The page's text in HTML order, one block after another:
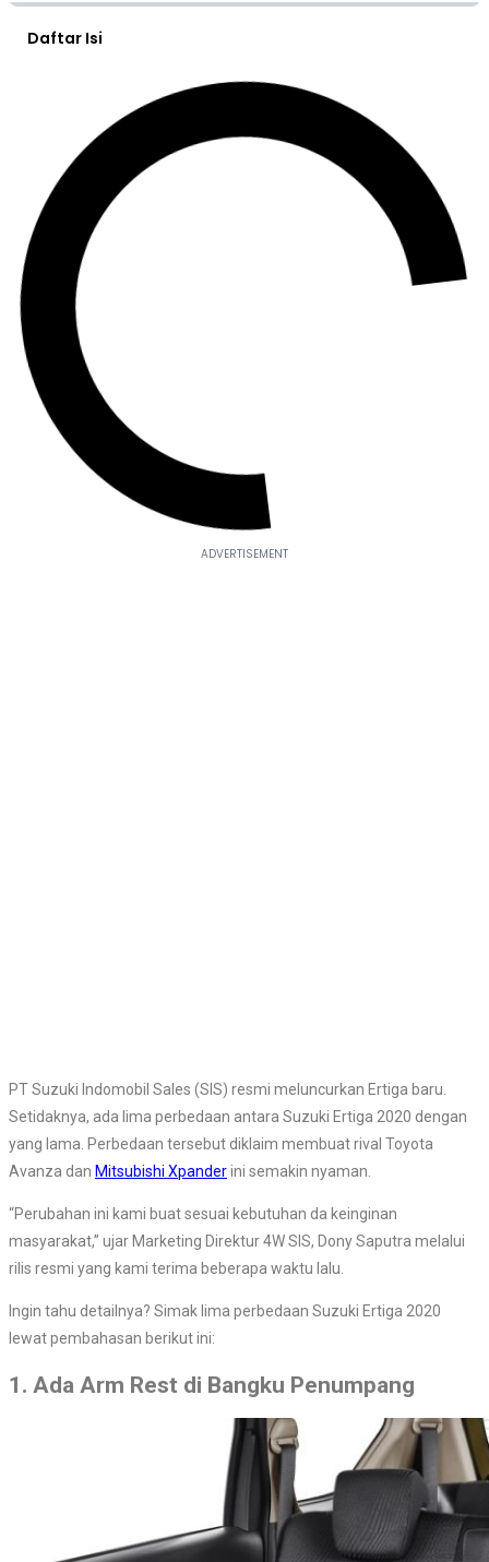
Daftar Isi
PT Suzuki Indomobil Sales (SIS) resmi meluncurkan Ertiga baru.
Setidaknya, ada lima perbedaan antara Suzuki Ertiga 2020 dengan
yang lama. Perbedaan tersebut diklaim membuat rival Toyota
Avanza dan Mitsubishi Xpanderini semakin nyaman.
“Perubahan ini kami buat sesuai kebutuhan da keinginan
masyarakat,” ujar Marketing Direktur 4W SIS, Dony Saputra melalui
rilis resmi yang kami terima beberapa waktu lalu.
Ingin tahu detailnya? Simak lima perbedaan Suzuki Ertiga 2020
lewat pembahasan berikut ini:
1. Ada Arm Rest di Bangku Penumpang